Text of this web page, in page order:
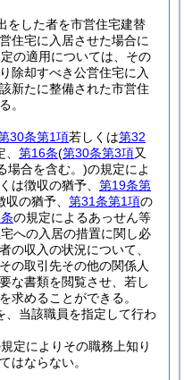
をした者を市営住宅建替
住宅に入居させた場合に
の適用については、その
除却すべき公営住宅に入
新たに整備された市営住
。
30条第1項若しくは第32
第16条(第30条第3項又
場合を含む。)の規定によ
は徴収の猶予、 第19条第
の猶予、 第31条第1項の
の規定によるあっせん等
への入居の措置に関し必
の収入の状況について、
の取引先その他の関係人
な書類を閲覧させ、若し
求めることができる。
、当該職員を指定して行わ
定によりその職務上知り
はならない。